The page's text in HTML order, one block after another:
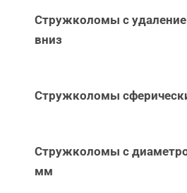
Стружколомы с
вниз
Стружколомы
Стружколомы с
мм